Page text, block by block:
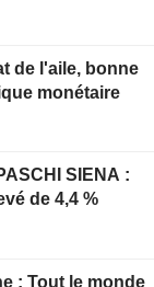
de l'aile, bonne
monétaire
SIENA :
de 4,4 %
: Tout le monde